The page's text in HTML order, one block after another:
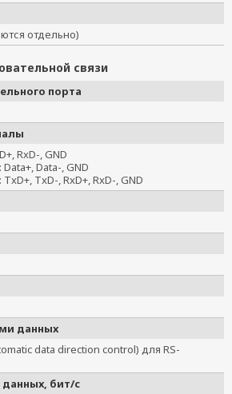
отдельно)
связи
порта
RxD-, GND
Data-, GND
TxD-, RxD+, RxD-, GND
данных
data direction control) для RS-
бит/с